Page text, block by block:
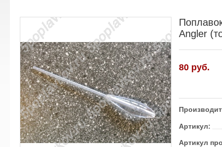
Angler
80 руб.
Артикул:
Артикул